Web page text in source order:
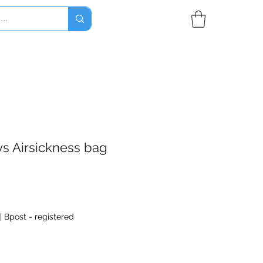
Airsickness bag
Bpost - registered